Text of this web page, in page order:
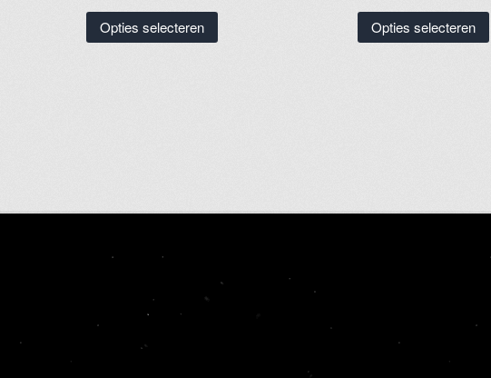
Opties selecteren
product
worden
productpagina
Opties selecteren